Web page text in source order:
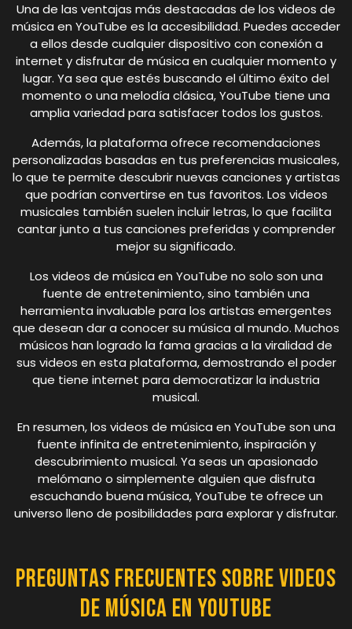
Una de las ventajas más destacadas de los videos de
música en YouTube es la accesibilidad. Puedes acceder
a ellos desde cualquier dispositivo con conexión a
internet y disfrutar de música en cualquier momento y
lugar. Ya sea que estés buscando el último éxito del
momento o una melodía clásica, YouTube tiene una
amplia variedad para satisfacer todos los gustos.
Además, la plataforma ofrece recomendaciones
personalizadas basadas en tus preferencias musicales,
lo que te permite descubrir nuevas canciones y artistas
que podrían convertirse en tus favoritos. Los videos
musicales también suelen incluir letras, lo que facilita
cantar junto a tus canciones preferidas y comprender
mejor su significado.
Los videos de música en YouTube no solo son una
fuente de entretenimiento, sino también una
herramienta invaluable para los artistas emergentes
que desean dar a conocer su música al mundo. Muchos
músicos han logrado la fama gracias a la viralidad de
sus videos en esta plataforma, demostrando el poder
que tiene internet para democratizar la industria
musical.
En resumen, los videos de música en YouTube son una
fuente infinita de entretenimiento, inspiración y
descubrimiento musical. Ya seas un apasionado
melómano o simplemente alguien que disfruta
escuchando buena música, YouTube te ofrece un
universo lleno de posibilidades para explorar y disfrutar.
Preguntas Frecuentes sobre Videos
de Música en YouTube